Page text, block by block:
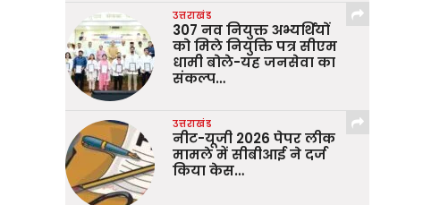
उत्तराखंड
307 नव नियुक्त अभ्यर्थियों
को मिले नियुक्ति पत्र सीएम
धामी बोले-यह जनसेवा का
संकल्प…
उत्तराखंड
नीट-यूजी 2026 पेपर लीक
मामले में सीबीआई ने दर्ज
किया केस…